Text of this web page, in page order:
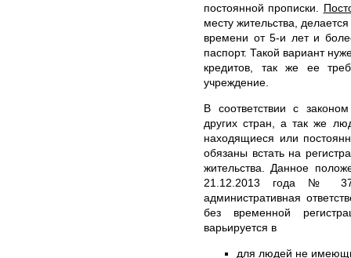
постоянной прописки.
месту жительства,
времени от 5-и лет и
паспорт. Такой вариант
кредитов, так же ее
учреждение.
В соответствии с
других стран, а так же
находящиеся или
обязаны встать на
жительства. Данное
21.12.2013 года №
административная
без временной
варьируется в
для людей не